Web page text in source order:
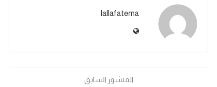
lallafatema
المنشور السابق